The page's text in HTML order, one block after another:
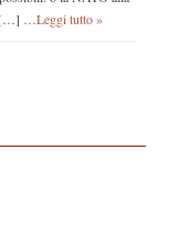
[…] … Leggi tutto »